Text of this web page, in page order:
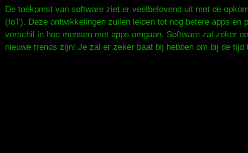
De toekomst van software ziet er veelbelovend uit met de
(IoT). Deze ontwikkelingen zullen leiden tot nog betere apps
verschil in hoe mensen met apps omgaan. Software zal zeker
nieuwe trends zijn! Je zal er zeker baat bij hebben om bij de tijd